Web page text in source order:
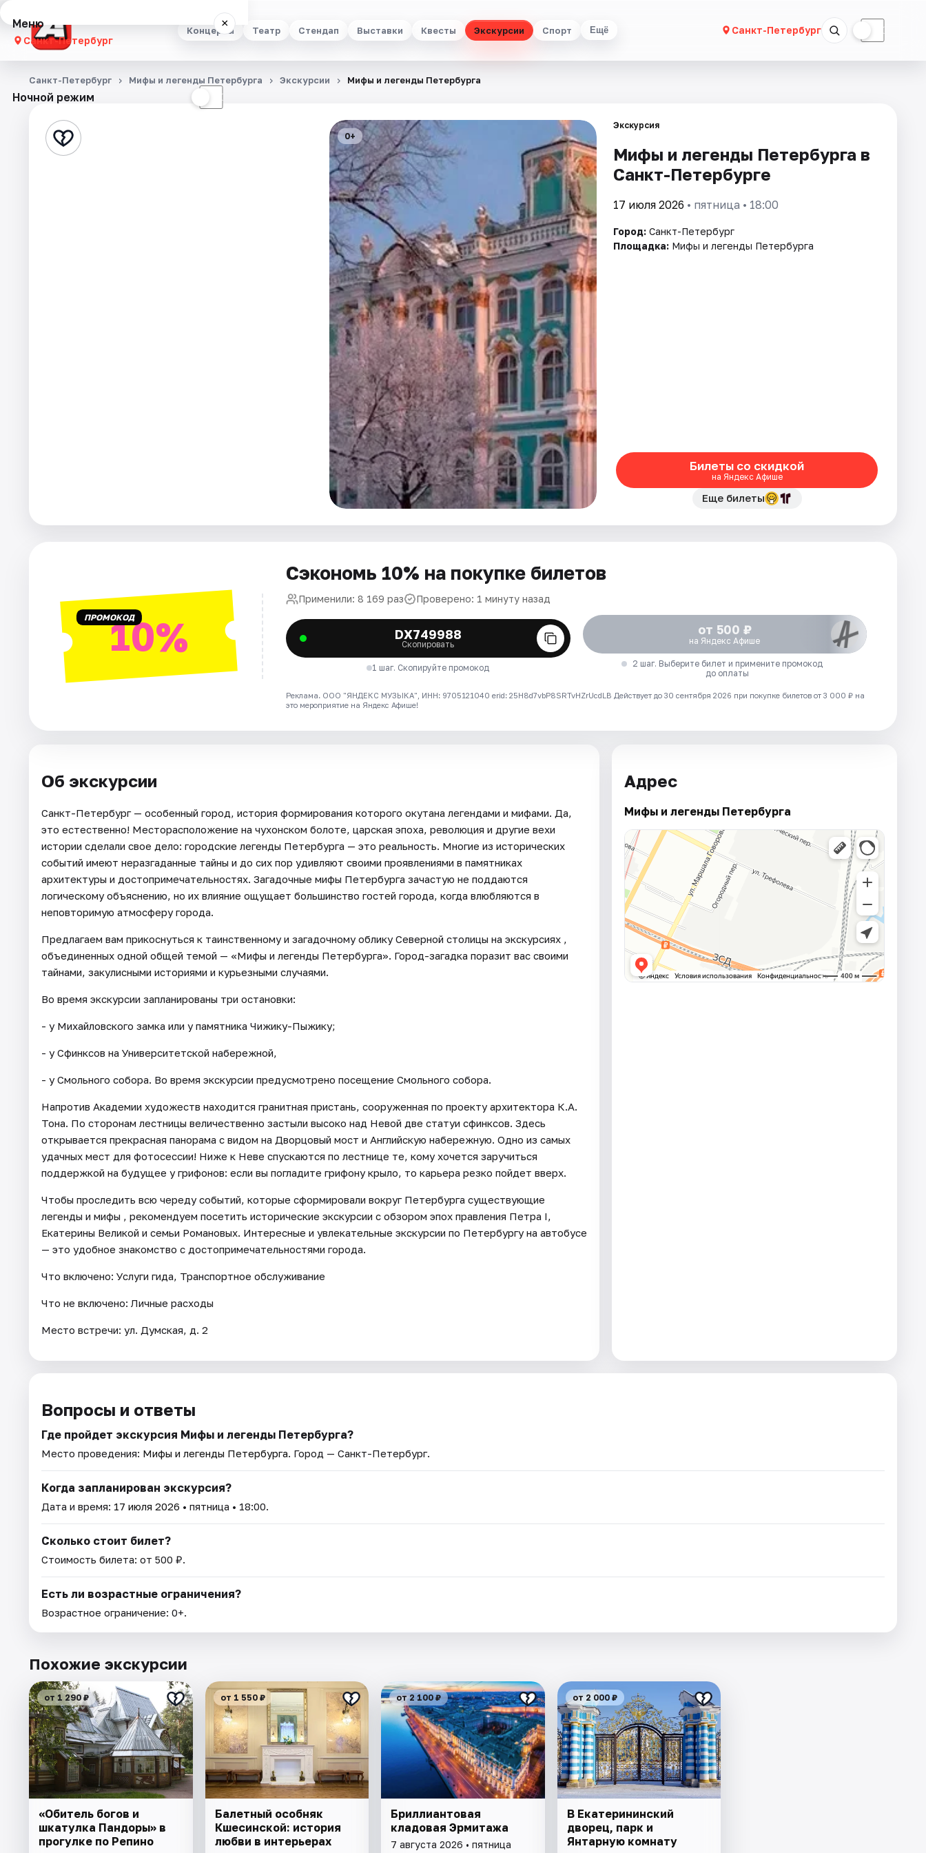
Концерты Театр Стендап Выставки Квесты Экскурсии Спорт Ещё Санкт-Петербург ☾
Меню ×
Санкт-Петербург
Концерты
Стендап
Ночной режим ☾
Санкт-Петербург Мифы и легенды Петербурга Экскурсии Мифы и легенды Петербурга
0+
Экскурсия
Мифы и легенды Петербурга в
Санкт-Петербурге
17 июля 2026 • пятница • 18:00
Город: Санкт-Петербург
Площадка: Мифы и легенды Петербурга
Билеты со скидкой
на Яндекс Афише
Еще билеты
ПРОМОКОД10%
Сэкономь 10% на покупке билетов
Применили: 8 169 раз Проверено: 1 минуту назад
DX749988
Скопировать
1 шаг. Скопируйте промокод
от 500 ₽
на Яндекс Афише
2 шаг. Выберите билет и примените промокод
до оплаты
Реклама. ООО "ЯНДЕКС МУЗЫКА", ИНН: 9705121040 erid: 25H8d7vbP8SRTvHZrUcdLB Действует до 30 сентября 2026 при покупке билетов от 3 000 ₽ на
это мероприятие на Яндекс Афише!
Об экскурсии
Санкт-Петербург — особенный город, история формирования которого окутана легендами и мифами. Да,
это естественно! Месторасположение на чухонском болоте, царская эпоха, революция и другие вехи
истории сделали свое дело: городские легенды Петербурга — это реальность. Многие из исторических
событий имеют неразгаданные тайны и до сих пор удивляют своими проявлениями в памятниках
архитектуры и достопримечательностях. Загадочные мифы Петербурга зачастую не поддаются
логическому объяснению, но их влияние ощущает большинство гостей города, когда влюбляются в
неповторимую атмосферу города.
Предлагаем вам прикоснуться к таинственному и загадочному облику Северной столицы на экскурсиях ,
объединенных одной общей темой — «Мифы и легенды Петербурга». Город-загадка поразит вас своими
тайнами, закулисными историями и курьезными случаями.
Во время экскурсии запланированы три остановки:
- у Михайловского замка или у памятника Чижику-Пыжику;
- у Сфинксов на Университетской набережной,
- у Смольного собора. Во время экскурсии предусмотрено посещение Смольного собора.
Напротив Академии художеств находится гранитная пристань, сооруженная по проекту архитектора К.А.
Тона. По сторонам лестницы величественно застыли высоко над Невой две статуи сфинксов. Здесь
открывается прекрасная панорама с видом на Дворцовый мост и Английскую набережную. Одно из самых
удачных мест для фотосессии! Ниже к Неве спускаются по лестнице те, кому хочется заручиться
поддержкой на будущее у грифонов: если вы погладите грифону крыло, то карьера резко пойдет вверх.
Чтобы проследить всю череду событий, которые сформировали вокруг Петербурга существующие
легенды и мифы , рекомендуем посетить исторические экскурсии с обзором эпох правления Петра I,
Екатерины Великой и семьи Романовых. Интересные и увлекательные экскурсии по Петербургу на автобусе
— это удобное знакомство с достопримечательностями города.
Что включено: Услуги гида, Транспортное обслуживание
Что не включено: Личные расходы
Место встречи: ул. Думская, д. 2
Адрес
Мифы и легенды Петербурга
Вопросы и ответы
Где пройдет экскурсия Мифы и легенды Петербурга?
Место проведения: Мифы и легенды Петербурга. Город — Санкт-Петербург.
Когда запланирован экскурсия?
Дата и время: 17 июля 2026 • пятница • 18:00.
Сколько стоит билет?
Стоимость билета: от 500 ₽.
Есть ли возрастные ограничения?
Возрастное ограничение: 0+.
Похожие экскурсии
от 1 290 ₽
«Обитель богов и
шкатулка Пандоры» в
прогулке по Репино
от 1 550 ₽
Балетный особняк
Кшесинской: история
любви в интерьерах
от 2 100 ₽
Бриллиантовая
кладовая Эрмитажа
7 августа 2026 • пятница
от 2 000 ₽
В Екатерининский
дворец, парк и
Янтарную комнату